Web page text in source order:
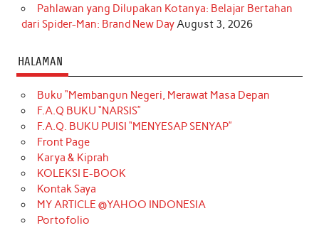
Pahlawan yang Dilupakan Kotanya: Belajar Bertahan
dari Spider-Man: Brand New DayAugust 3, 2026
HALAMAN
Buku “Membangun Negeri, Merawat Masa Depan
F.A.Q BUKU “NARSIS”
F.A.Q. BUKU PUISI “MENYESAP SENYAP”
Front Page
Karya & Kiprah
KOLEKSI E-BOOK
Kontak Saya
MY ARTICLE @YAHOO INDONESIA
Portofolio